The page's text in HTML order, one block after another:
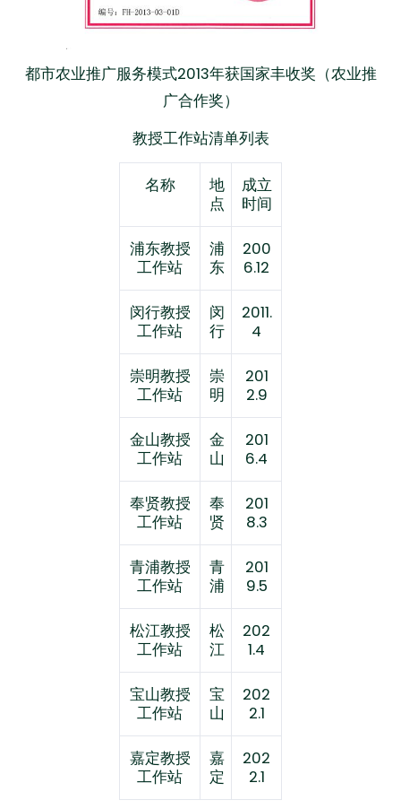
都市农业推广服务模式2013年获国家丰收奖（农业推
广合作奖）
教授工作站清单列表
名称
地
点
成立
时间
浦东教授
工作站
浦
东
200
6.12
闵行教授
工作站
闵
行
2011.
4
崇明教授
工作站
崇
明
201
2.9
金山教授
工作站
金
山
201
6.4
奉贤教授
工作站
奉
贤
201
8.3
青浦教授
工作站
青
浦
201
9.5
松江教授
工作站
松
江
202
1.4
宝山教授
工作站
宝
山
202
2.1
嘉定教授
工作站
嘉
定
202
2.1